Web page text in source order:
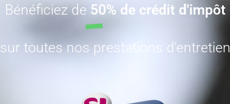
Bénéficiez de 50% de crédit d'impôt
sur toutes nos prestations d'entretien